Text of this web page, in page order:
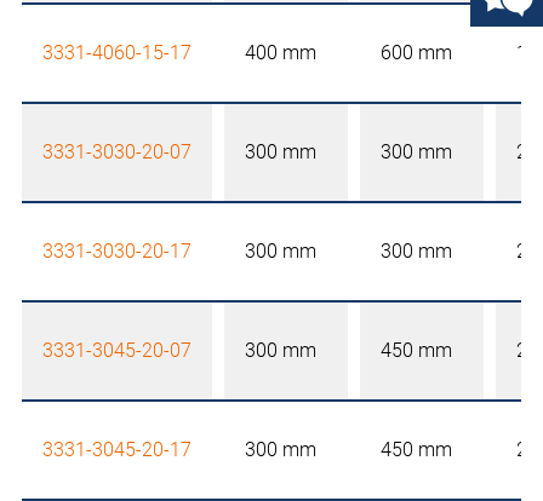
3331-4060-15-17 400 mm 600 mm
3331-3030-20-07 300 mm 300 mm
3331-3030-20-17 300 mm 300 mm
3331-3045-20-07 300 mm 450 mm
3331-3045-20-17 300 mm 450 mm